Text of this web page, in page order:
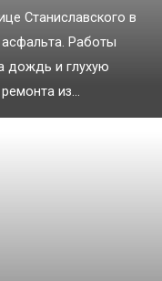
Станиславского в
асфальта. Работы
дождь и глухую
из...